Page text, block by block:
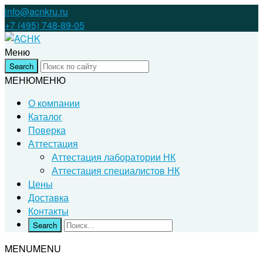
info@acnkru.ru
+7 (495) 748-89-05
Меню
МЕНЮМЕНЮ
О компании
Каталог
Поверка
Аттестация
Аттестация лаборатории НК
Аттестация специалистов НК
Цены
Доставка
Контакты
MENUMENU